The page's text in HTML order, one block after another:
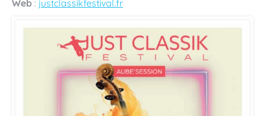
Web : justclassikfestival.fr